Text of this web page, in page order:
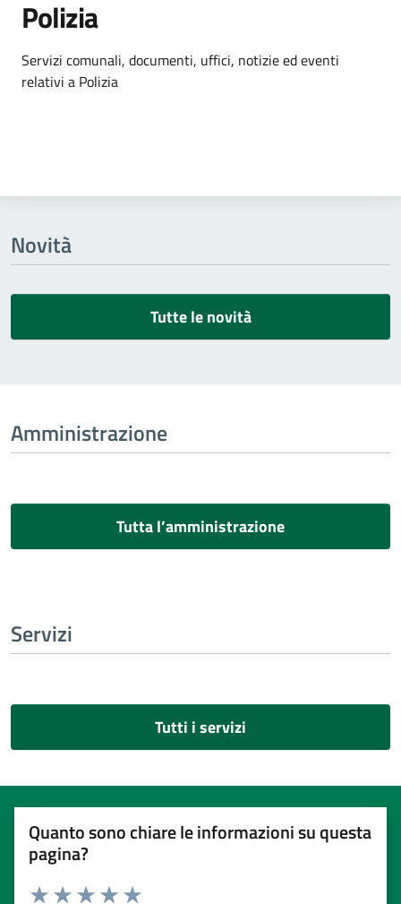
Polizia
Dettagli dell'argomento
Servizi comunali, documenti, uffici, notizie ed eventi
relativi a Polizia
Novità
Tutte le novità
Amministrazione
Tutta l’amministrazione
Servizi
Tutti i servizi
Quanto sono chiare le informazioni su questa
pagina?